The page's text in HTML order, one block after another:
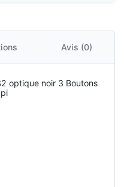
Avis (0)
optique noir 3 Boutons